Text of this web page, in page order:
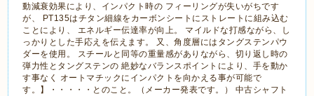
動減衰効果により、インパクト時の フィーリングが失いがちです
が、 PT135はチタン細線をカーボンシートにストレートに組み込む
ことにより、 エネルギー伝達率が向上。 マイルドな打感ながら、し
っかりとした手応えを伝えます。 又、角度層にはタングステンパウ
ダーを使用。 スチールと同等の重量感がありながら、切り返し時の
弾力性とタングステンの 絶妙なバランスポイントにより、手を動か
す事なく オートマチックにインパクトを向かえる事が可能で
す。】・・・・・とのこと。（メーカー発表です。） 中古シャフト